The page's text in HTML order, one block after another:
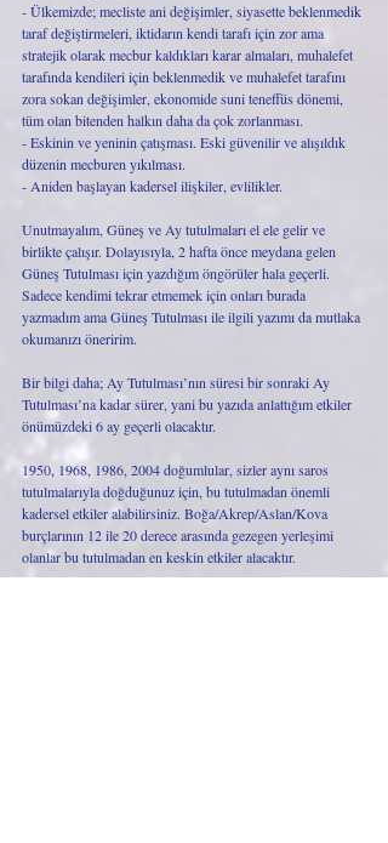
- Ülkemizde; mecliste ani değişimler, siyasette beklenmedik
taraf değiştirmeleri, iktidarın kendi tarafı için zor ama
stratejik olarak mecbur kaldıkları karar almaları, muhalefet
tarafında kendileri için beklenmedik ve muhalefet tarafını
zora sokan değişimler, ekonomide suni teneffüs dönemi,
tüm olan bitenden halkın daha da çok zorlanması.
- Eskinin ve yeninin çatışması. Eski güvenilir ve alışıldık
düzenin mecburen yıkılması.
- Aniden başlayan kadersel ilişkiler, evlilikler.
Unutmayalım, Güneş ve Ay tutulmaları el ele gelir ve
birlikte çalışır. Dolayısıyla, 2 hafta önce meydana gelen
Güneş Tutulması için yazdığım öngörüler hala geçerli.
Sadece kendimi tekrar etmemek için onları burada
yazmadım ama Güneş Tutulması ile ilgili yazımı da mutlaka
okumanızı öneririm.
Bir bilgi daha; Ay Tutulması’nın süresi bir sonraki Ay
Tutulması’na kadar sürer, yani bu yazıda anlattığım etkiler
önümüzdeki 6 ay geçerli olacaktır.
1950, 1968, 1986, 2004 doğumlular, sizler aynı saros
tutulmalarıyla doğduğunuz için, bu tutulmadan önemli
kadersel etkiler alabilirsiniz. Boğa/Akrep/Aslan/Kova
burçlarının 12 ile 20 derece arasında gezegen yerleşimi
olanlar bu tutulmadan en keskin etkiler alacaktır.